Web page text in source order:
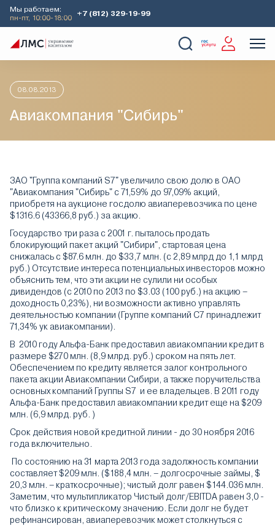
Мы работаем:
пн-пт, 10:00-18:00
+7 (812) 329-19-99
Главная Аналитика
08.08.2013
Авиакомпания "Сибирь"
ЗАО "Группа компаний S7" увеличило свою долю в ОАО
"Авиакомпания "Сибирь" с 71,59% до 97,09% акций,
приобретя на аукционе госдолю авиаперевозчика по цене
$1316.6 (43366,8 руб.) за акцию.
Государство три раза с 2001 г. пыталось продать
блокирующий пакет акций "Сибири", стартовая цена
снижалась с $87.6 млн. до $33,7 млн. (с 2,89 млрд до 1,1 млрд
руб.) Отсутствие интереса потенциальных инвесторов можно
объяснить тем, что эти акции не сулили ни особых
дивидендов (с 2010 по 2013 по $3.03 (100 руб.) на акцию –
доходность 0,23%), ни возможности активно управлять
деятельностью компании (Группе компаний С7 принадлежит
71,34% ук авиакомпании).
В 2010 году Альфа-Банк предоставил авиакомпании кредит в
размере $270 млн. (8,9 млрд. руб.) сроком на пять лет.
Обеспечением по кредиту является залог контрольного
пакета акции Авиакомпании Сибири, а также поручительства
основных компаний Группы S7 и ее владельцев. В 2011 году
Альфа-Банк предоставил авиакомпании кредит еще на $209
млн. (6,9 млрд. руб. )
Срок действия новой кредитной линии - до 30 ноября 2016
года включительно.
По состоянию на 31 марта 2013 года задолжность компании
составляет $209 млн. ($188,4 млн. – долгосрочные займы, $
20,3 млн. – краткосрочные); чистый долг равен $144.036 млн.
Заметим, что мультипликатор Чистый долг/EBITDA равен 3,0 -
что близко к критическому значению. Если долг не будет
рефинансирован, авиаперевозчик может столкнуться с